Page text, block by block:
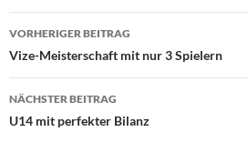
Beitragsnavigation
VORHERIGER BEITRAG
Vize-Meisterschaft mit nur 3 Spielern
NÄCHSTER BEITRAG
U14 mit perfekter Bilanz